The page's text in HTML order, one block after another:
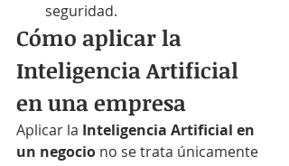
seguridad.
Cómo aplicar la
Inteligencia Artificial
en una empresa
Aplicar la Inteligencia Artificial en
un negocio no se trata únicamente